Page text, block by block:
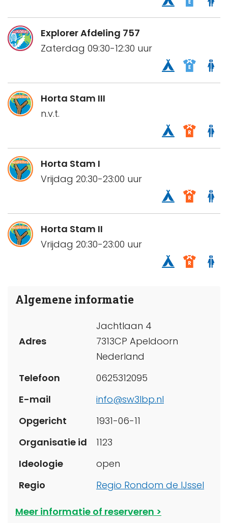
Explorer Afdeling 757
Zaterdag 09:30-12:30 uur
Horta Stam III
n.v.t.
Horta Stam I
Vrijdag 20:30-23:00 uur
Horta Stam II
Vrijdag 20:30-23:00 uur
Algemene informatie
Adres
Jachtlaan 4
7313CP Apeldoorn
Nederland
Telefoon
0625312095
E-mail
info@sw3lbp.nl
Opgericht
1931-06-11
Organisatie id
1123
Ideologie
open
Regio
Regio Rondom de IJssel
Meer informatie of reserveren